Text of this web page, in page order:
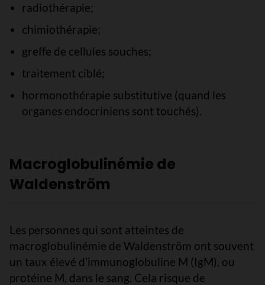
radiothérapie;
chimiothérapie;
greffe de cellules souches;
traitement ciblé;
hormonothérapie substitutive (quand les
organes endocriniens sont touchés).
Macroglobulinémie de
Waldenström
Les personnes qui sont atteintes de
macroglobulinémie de Waldenström ont souvent
un taux élevé d’immunoglobuline M (IgM), ou
protéine M, dans le sang. Cela risque de